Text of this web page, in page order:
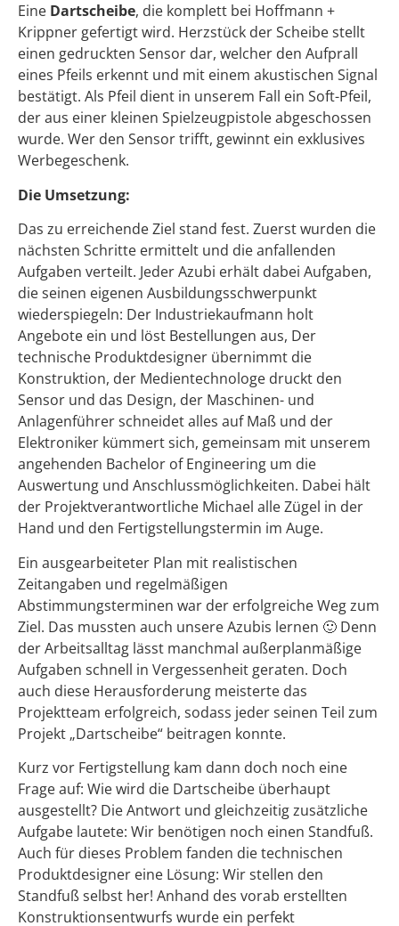
Eine Dartscheibe, die komplett bei Hoffmann +
Krippner gefertigt wird. Herzstück der Scheibe stellt
einen gedruckten Sensor dar, welcher den Aufprall
eines Pfeils erkennt und mit einem akustischen Signal
bestätigt. Als Pfeil dient in unserem Fall ein Soft-Pfeil,
der aus einer kleinen Spielzeugpistole abgeschossen
wurde. Wer den Sensor trifft, gewinnt ein exklusives
Werbegeschenk.
Die Umsetzung:
Das zu erreichende Ziel stand fest. Zuerst wurden die
nächsten Schritte ermittelt und die anfallenden
Aufgaben verteilt. Jeder Azubi erhält dabei Aufgaben,
die seinen eigenen Ausbildungsschwerpunkt
wiederspiegeln: Der Industriekaufmann holt
Angebote ein und löst Bestellungen aus, Der
technische Produktdesigner übernimmt die
Konstruktion, der Medientechnologe druckt den
Sensor und das Design, der Maschinen- und
Anlagenführer schneidet alles auf Maß und der
Elektroniker kümmert sich, gemeinsam mit unserem
angehenden Bachelor of Engineering um die
Auswertung und Anschlussmöglichkeiten. Dabei hält
der Projektverantwortliche Michael alle Zügel in der
Hand und den Fertigstellungstermin im Auge.
Ein ausgearbeiteter Plan mit realistischen
Zeitangaben und regelmäßigen
Abstimmungsterminen war der erfolgreiche Weg zum
Ziel. Das mussten auch unsere Azubis lernen 🙂 Denn
der Arbeitsalltag lässt manchmal außerplanmäßige
Aufgaben schnell in Vergessenheit geraten. Doch
auch diese Herausforderung meisterte das
Projektteam erfolgreich, sodass jeder seinen Teil zum
Projekt „Dartscheibe“ beitragen konnte.
Kurz vor Fertigstellung kam dann doch noch eine
Frage auf: Wie wird die Dartscheibe überhaupt
ausgestellt? Die Antwort und gleichzeitig zusätzliche
Aufgabe lautete: Wir benötigen noch einen Standfuß.
Auch für dieses Problem fanden die technischen
Produktdesigner eine Lösung: Wir stellen den
Standfuß selbst her! Anhand des vorab erstellten
Konstruktionsentwurfs wurde ein perfekt